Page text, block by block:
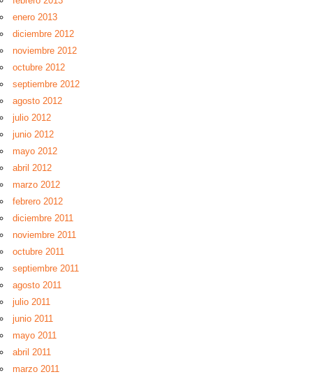
enero 2013
diciembre 2012
noviembre 2012
octubre 2012
septiembre 2012
agosto 2012
julio 2012
junio 2012
mayo 2012
abril 2012
marzo 2012
febrero 2012
diciembre 2011
noviembre 2011
octubre 2011
septiembre 2011
agosto 2011
julio 2011
junio 2011
mayo 2011
abril 2011
marzo 2011